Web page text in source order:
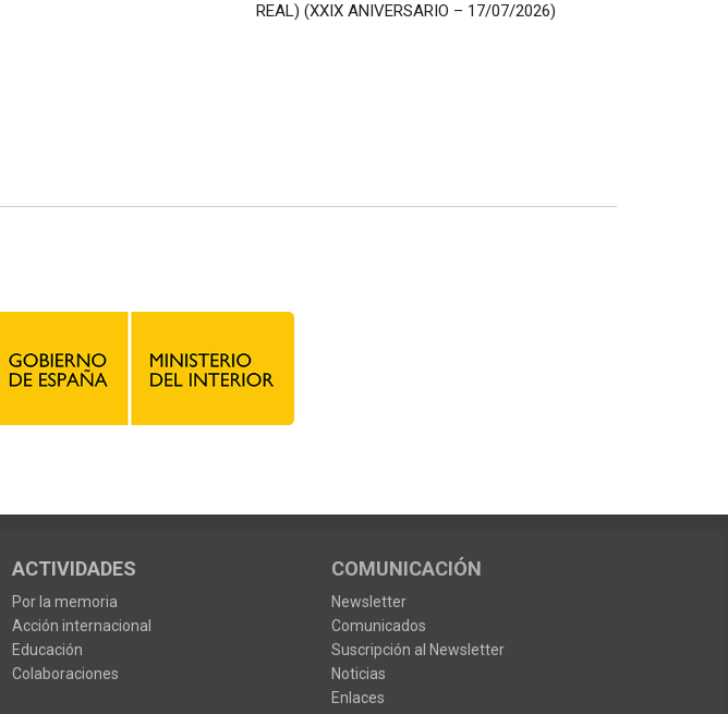
REAL) (XXIX ANIVERSARIO – 17/07/2026)
ACTIVIDADES
Por la memoria
Acción internacional
Educación
Colaboraciones
COMUNICACIÓN
Newsletter
Comunicados
Suscripción al Newsletter
Noticias
Enlaces